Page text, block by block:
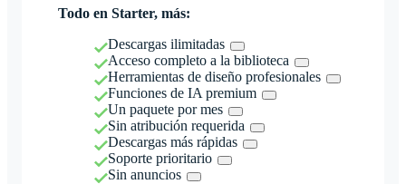
Todo en Starter, más:
Descargas ilimitadas
Acceso completo a la biblioteca
Herramientas de diseño profesionales
Funciones de IA premium
Un paquete por mes
Sin atribución requerida
Descargas más rápidas
Soporte prioritario
Sin anuncios